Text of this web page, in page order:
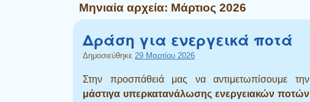
Μηνιαία αρχεία: Μάρτιος 2026
Δράση για ενεργεικά ποτά
Δημοσιεύθηκε 29 Μαρτίου 2026
Στην προσπάθειά μας να αντιμετωπίσουμε την
μάστιγα υπερκατανάλωσης ενεργειακών ποτών